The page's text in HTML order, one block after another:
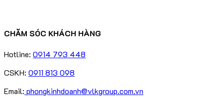
CHĂM SÓC KHÁCH HÀNG
Hotline: 0914 793 448
CSKH: 0911 813 098
Email: phongkinhdoanh@vlkgroup.com.vn